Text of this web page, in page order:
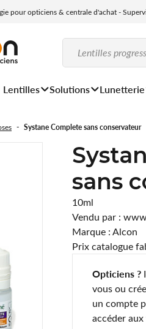
pour opticiens & centrale d'achat -
Lentilles Solutions Lunetterie
Systane Complete sans conservateur
sans
10ml
Vendu par :
Marque : Alcon
Prix catalogue
Opticiens ?
vous ou
un compte
accéder